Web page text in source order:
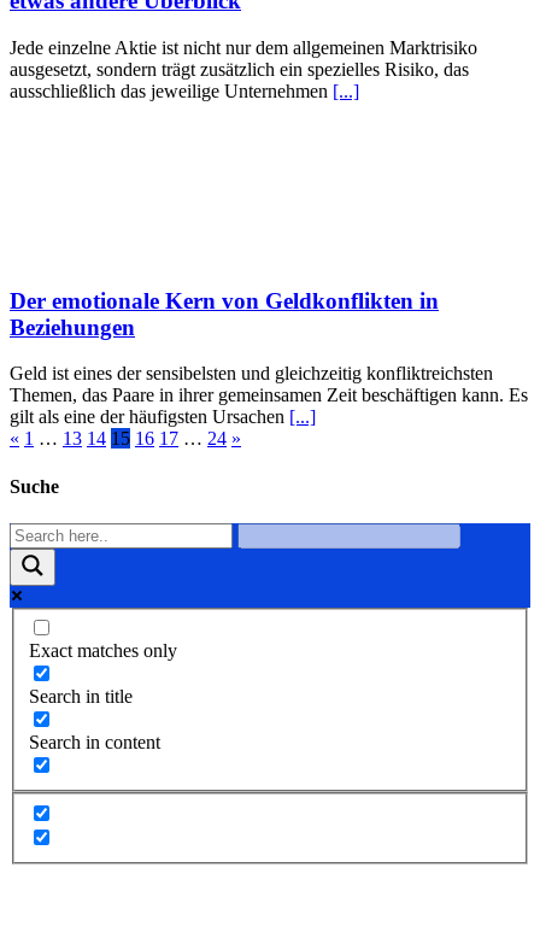
Jede einzelne Aktie ist nicht nur dem allgemeinen Marktrisiko
ausgesetzt, sondern trägt zusätzlich ein spezielles Risiko, das
ausschließlich das jeweilige Unternehmen [...]
Der emotionale Kern von Geldkonflikten in
Beziehungen
Geld ist eines der sensibelsten und gleichzeitig konfliktreichsten
Themen, das Paare in ihrer gemeinsamen Zeit beschäftigen kann. Es
gilt als eine der häufigsten Ursachen [...]
« 1 … 13 14 15 16 17 … 24 »
Suche
Exact matches only
Search in title
Search in content